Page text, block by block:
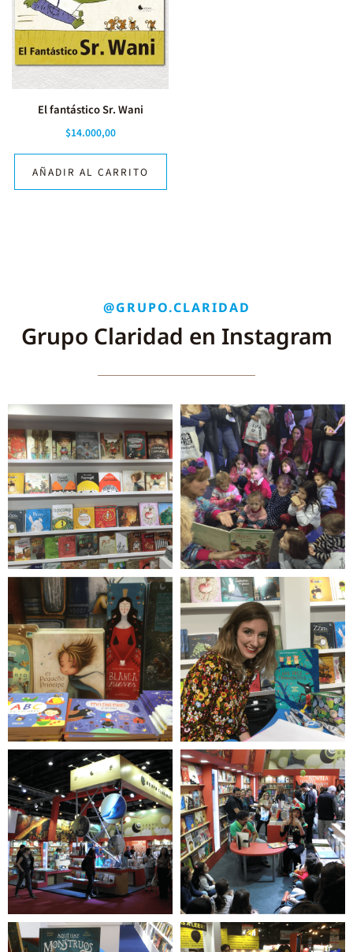
El fantástico Sr. Wani
$14.000,00
AÑADIR AL CARRITO
@GRUPO.CLARIDAD
Grupo Claridad en Instagram